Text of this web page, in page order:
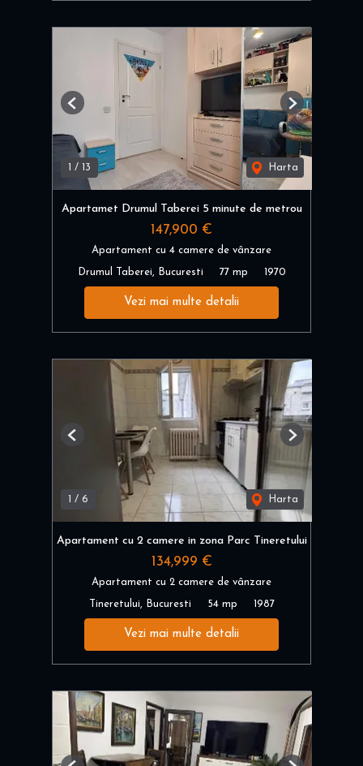
/ 13 Harta
Previous Next
Apartamet Drumul Taberei 5 minute de metrou
147,900 €
Apartament cu 4 camere de vânzare
Drumul Taberei, Bucuresti 77 mp 1970
Vezi mai multe detalii
1 / 6 Harta
Previous Next
Apartament cu 2 camere in zona Parc Tineretului
134,999 €
Apartament cu 2 camere de vânzare
Tineretului, Bucuresti 54 mp 1987
Vezi mai multe detalii